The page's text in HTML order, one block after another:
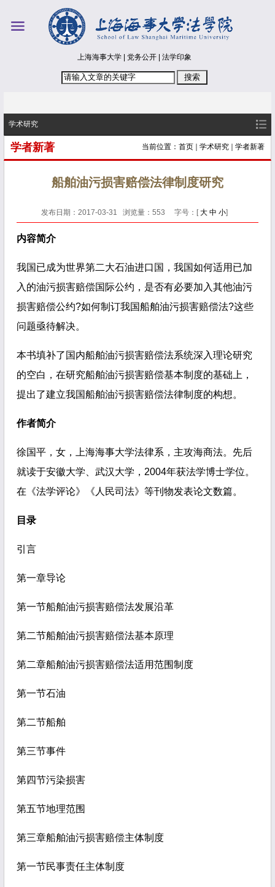
上海海事大学 党务公开 法学印象
学术研究
当前位置： 首页 学术研究 学者新著
学者新著
船舶油污损害赔偿法律制度研究
发布日期：2017-03-31 浏览量： 553 字号：[大 中 小]
内容简介
我国已成为世界第二大石油进口国，我国如何适用已加
入的油污损害赔偿国际公约，是否有必要加入其他油污
损害赔偿公约?如何制订我国船舶油污损害赔偿法?这些
问题亟待解决。
本书填补了国内船舶油污损害赔偿法系统深入理论研究
的空白，在研究船舶油污损害赔偿基本制度的基础上，
提出了建立我国船舶油污损害赔偿法律制度的构想。
作者简介
徐国平，女，上海海事大学法律系，主攻海商法。先后
就读于安徽大学、武汉大学， 2004年获法学博士学位。
在《法学评论》《人民司法》等刊物发表论文数篇。
目录
引言
第一章导论
第一节船舶油污损害赔偿法发展沿革
第二节船舶油污损害赔偿法基本原理
第二章船舶油污损害赔偿法适用范围制度
第一节石油
第二节船舶
第三节事件
第四节污染损害
第五节地理范围
第三章船舶油污损害赔偿主体制度
第一节民事责任主体制度